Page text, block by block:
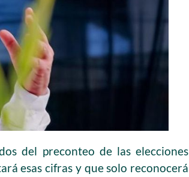
del preconteo de las elecciones
esas cifras y que solo reconocerá